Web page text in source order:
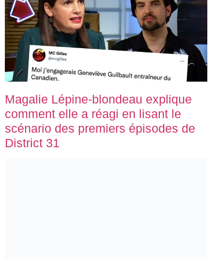
Magalie Lépine-blondeau explique
comment elle a réagi en lisant le
scénario des premiers épisodes de
District 31